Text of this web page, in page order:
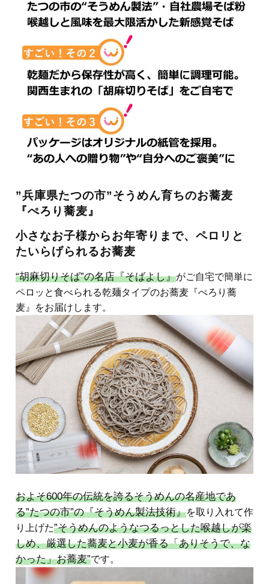
”兵庫県たつの市”そうめん育ちのお蕎麦
『ぺろり蕎麦』
小さなお子様からお年寄りまで、ペロリと
たいらげられるお蕎麦
“胡麻切りそば”の名店『そばよし』がご自宅で簡単に
ペロッと食べられる乾麺タイプのお蕎麦『ぺろり蕎
麦』をお届けします。
およそ600年の伝統を誇るそうめんの名産地であ
る”たつの市”の『そうめん製法技術』を取り入れて作
り上げた”そうめんのようなつるっとした喉越しが楽
しめ、厳選した蕎麦と小麦が香る「ありそうで、な
かった」お蕎麦”です。